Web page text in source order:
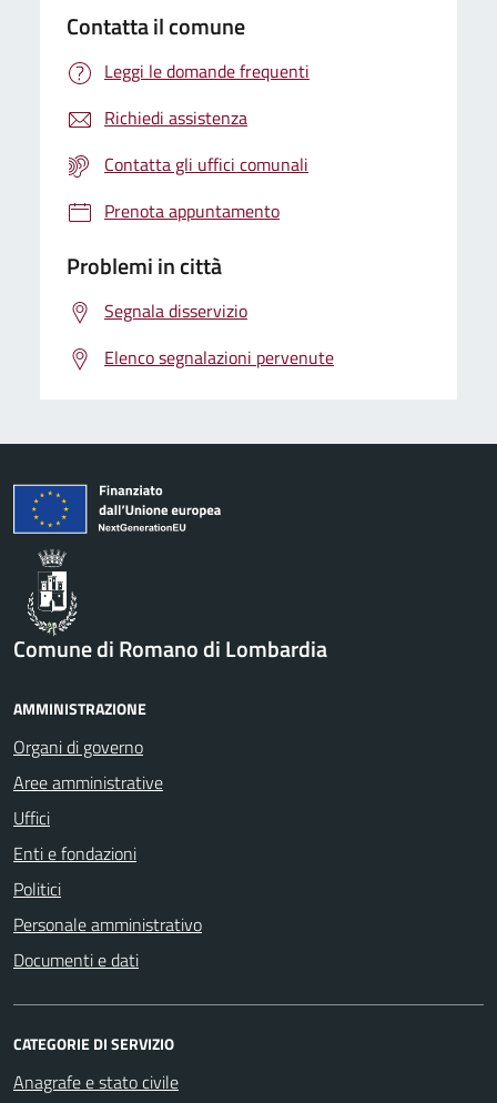
Contatta il comune
Leggi le domande frequenti
Richiedi assistenza
Contatta gli uffici comunali
Prenota appuntamento
Problemi in città
Segnala disservizio
Elenco segnalazioni pervenute
Comune di Romano di Lombardia
AMMINISTRAZIONE
Organi di governo
Aree amministrative
Uffici
Enti e fondazioni
Politici
Personale amministrativo
Documenti e dati
CATEGORIE DI SERVIZIO
Anagrafe e stato civile